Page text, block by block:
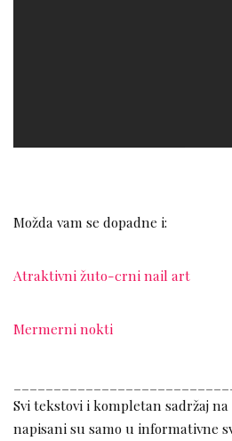
Možda vam se dopadne i:
Atraktivni žuto-crni nail art
Mermerni nokti
Svi tekstovi i kompletan sadržaj
napisani su samo u informativne